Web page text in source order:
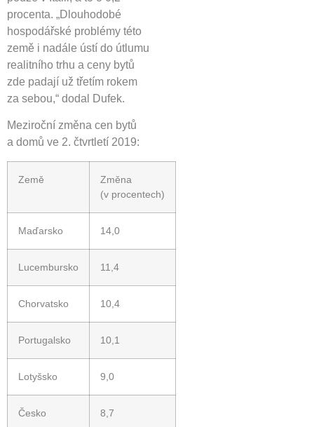
procenta. „Dlouhodobé
hospodářské problémy této
země i nadále ústí do útlumu
realitního trhu a ceny bytů
zde padají už třetím rokem
za sebou,“ dodal Dufek.
Meziroční změna cen bytů
a domů ve 2. čtvrtletí 2019:
Země
Změna
(v procentech)
Maďarsko 14,0
Lucembursko 11,4
Chorvatsko 10,4
Portugalsko 10,1
Lotyšsko 9,0
Česko 8,7